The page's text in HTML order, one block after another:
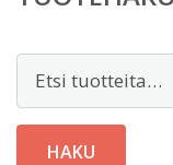
Etsi:
HAKU